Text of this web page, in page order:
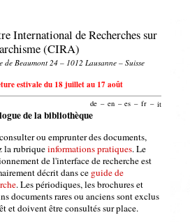
International de Recherches sur
(CIRA)
de Beaumont 24 – 1012 Lausanne – Suisse
estivale du 18 juillet au 17 août
de – en – es – fr – it
de la bibliothèque
ou emprunter des documents,
la rubriqueinformations pratiques. Le
de l'interface de recherche est
décrit dans ce guide de
. Les périodiques, les brochures et
documents rares ou anciens sont exclus
et doivent être consultés sur place.